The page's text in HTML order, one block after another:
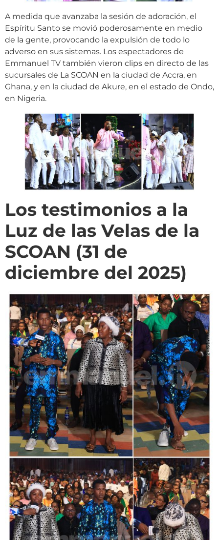
A medida que avanzaba la sesión de adoración, el
Espíritu Santo se movió poderosamente en medio
de la gente, provocando la expulsión de todo lo
adverso en sus sistemas. Los espectadores de
Emmanuel TV también vieron clips en directo de las
sucursales de La SCOAN en la ciudad de Accra, en
Ghana, y en la ciudad de Akure, en el estado de Ondo,
en Nigeria.
Los testimonios a la
Luz de las Velas de la
SCOAN (31 de
diciembre del 2025)